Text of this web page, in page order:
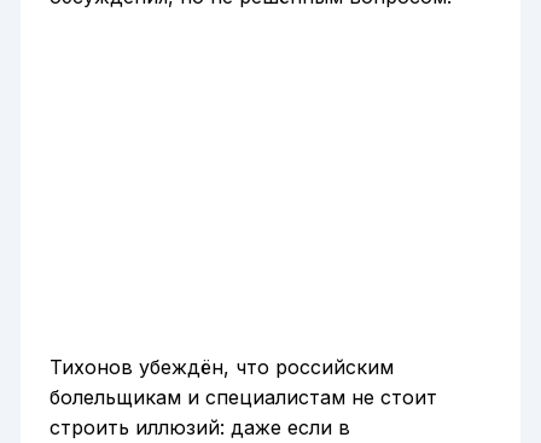
Тихонов убеждён, что российским
болельщикам и специалистам не стоит
строить иллюзий: даже если в